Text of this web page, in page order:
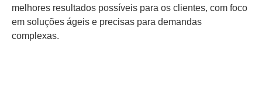
melhores resultados possíveis para os clientes, com foco
em soluções ágeis e precisas para demandas
complexas.